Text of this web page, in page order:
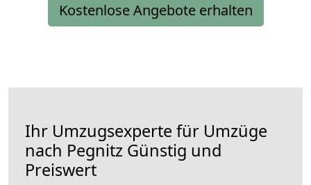
Kostenlose Angebote erhalten
Ihr Umzugsexperte für Umzüge
nach Pegnitz Günstig und
Preiswert